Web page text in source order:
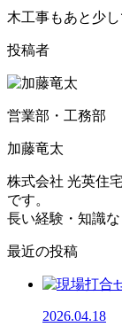
木工事もあと少
投稿者
営業部・工務部
加藤竜太
株式会社 光英住
です。
長い経験・知識
最近の投稿
2026.04.18